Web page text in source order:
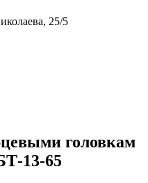
25/5
головкам
13-65